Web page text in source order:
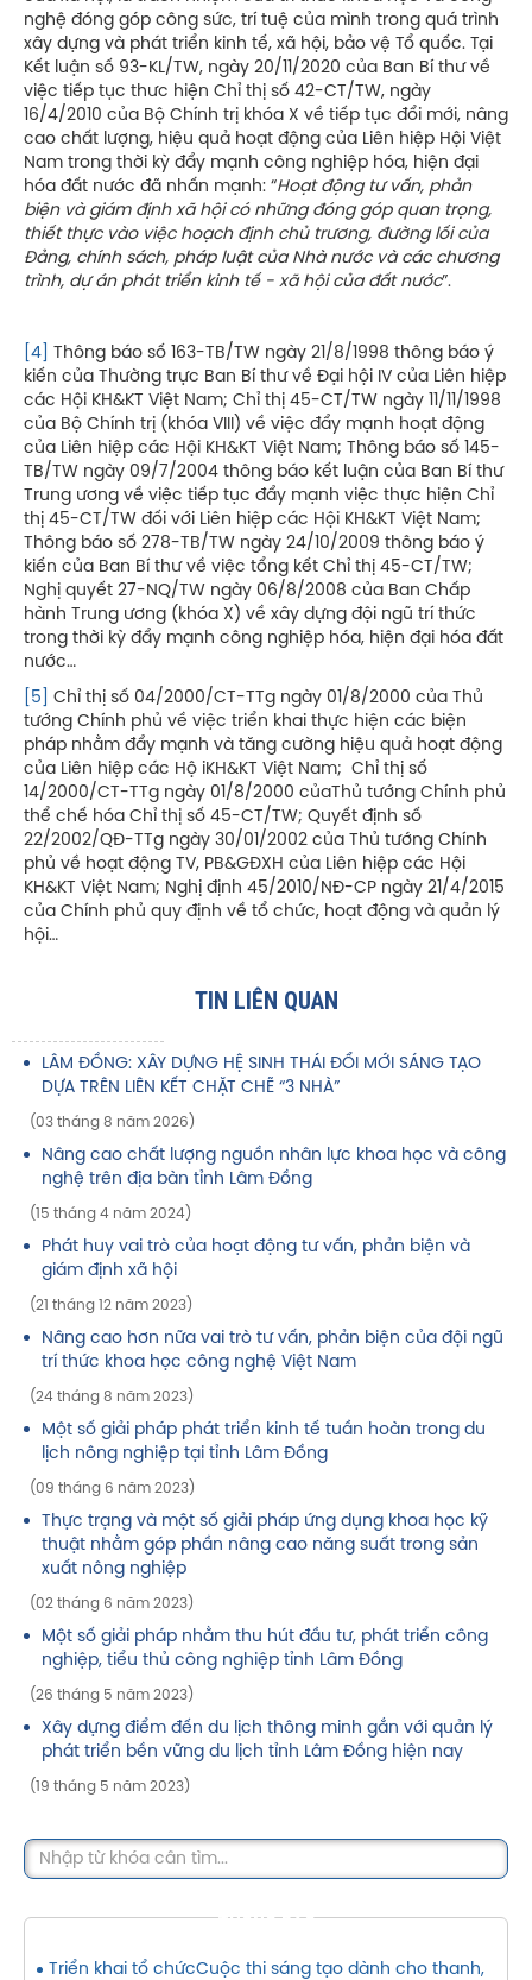
nghệ đóng góp công sức, trí tuệ của mình trong quá trình
xây dựng và phát triển kinh tế, xã hội, bảo vệ Tổ quốc. Tại
Kết luận số 93-KL/TW, ngày 20/11/2020 của Ban Bí thư về
việc tiếp tục thưc hiện Chỉ thị số 42-CT/TW, ngày
16/4/2010 của Bộ Chính trị khóa X về tiếp tục đổi mới, nâng
cao chất lượng, hiệu quả hoạt động của Liên hiệp Hội Việt
Nam trong thời kỳ đẩy mạnh công nghiệp hóa, hiện đại
hóa đất nước đã nhấn mạnh: “Hoạt động tư vấn, phản
biện và giám định xã hội có những đóng góp quan trọng,
thiết thực vào việc hoạch định chủ trương, đường lối của
Đảng, chính sách, pháp luật của Nhà nước và các chương
trình, dự án phát triển kinh tế - xã hội của đất nước”.
[4]
Thông báo số 163-TB/TW ngày 21/8/1998 thông báo ý
kiến của Thường trực Ban Bí thư về Đại hội IV của Liên hiệp
các Hội KH&KT Việt Nam; Chỉ thị 45-CT/TW ngày 11/11/1998
của Bộ Chính trị (khóa VIII) về việc đẩy mạnh hoạt động
của Liên hiệp các Hội KH&KT Việt Nam; Thông báo số 145-
TB/TW ngày 09/7/2004 thông báo kết luận của Ban Bí thư
Trung ương về việc tiếp tục đẩy mạnh việc thực hiện Chỉ
thị 45-CT/TW đối với Liên hiệp các Hội KH&KT Việt Nam;
Thông báo số 278-TB/TW ngày 24/10/2009 thông báo ý
kiến của Ban Bí thư về việc tổng kết Chỉ thị 45-CT/TW;
Nghị quyết 27-NQ/TW ngày 06/8/2008 của Ban Chấp
hành Trung ương (khóa X) về xây dựng đội ngũ trí thức
trong thời kỳ đẩy mạnh công nghiệp hóa, hiện đại hóa đất
nước…
[5]
Chỉ thị số 04/2000/CT-TTg ngày 01/8/2000 của Thủ
tướng Chính phủ về việc triển khai thực hiện các biện
pháp nhằm đẩy mạnh và tăng cường hiệu quả hoạt động
của Liên hiệp các Hộ iKH&KT Việt Nam; Chỉ thị số
14/2000/CT-TTg ngày 01/8/2000 củaThủ tướng Chính phủ
thể chế hóa Chỉ thị số 45-CT/TW; Quyết định số
22/2002/QĐ-TTg ngày 30/01/2002 của Thủ tướng Chính
phủ về hoạt động TV, PB&GĐXH của Liên hiệp các Hội
KH&KT Việt Nam; Nghị định 45/2010/NĐ-CP ngày 21/4/2015
của Chính phủ quy định về tổ chức, hoạt động và quản lý
hội…
TIN LIÊN QUAN
LÂM ĐỒNG: XÂY DỰNG HỆ SINH THÁI ĐỔI MỚI SÁNG TẠO
DỰA TRÊN LIÊN KẾT CHẶT CHẼ “3 NHÀ”
(03 tháng 8 năm 2026)
Nâng cao chất lượng nguồn nhân lực khoa học và công
nghệ trên địa bàn tỉnh Lâm Đồng
(15 tháng 4 năm 2024)
Phát huy vai trò của hoạt động tư vấn, phản biện và
giám định xã hội
(21 tháng 12 năm 2023)
Nâng cao hơn nữa vai trò tư vấn, phản biện của đội ngũ
trí thức khoa học công nghệ Việt Nam
(24 tháng 8 năm 2023)
Một số giải pháp phát triển kinh tế tuần hoàn trong du
lịch nông nghiệp tại tỉnh Lâm Đồng
(09 tháng 6 năm 2023)
Thực trạng và một số giải pháp ứng dụng khoa học kỹ
thuật nhằm góp phần nâng cao năng suất trong sản
xuất nông nghiệp
(02 tháng 6 năm 2023)
Một số giải pháp nhằm thu hút đầu tư, phát triển công
nghiệp, tiểu thủ công nghiệp tỉnh Lâm Đồng
(26 tháng 5 năm 2023)
Xây dựng điểm đến du lịch thông minh gắn với quản lý
phát triển bền vững du lịch tỉnh Lâm Đồng hiện nay
(19 tháng 5 năm 2023)
THÔNG BÁO
Triển khai tổ chứcCuộc thi sáng tạo dành cho thanh,